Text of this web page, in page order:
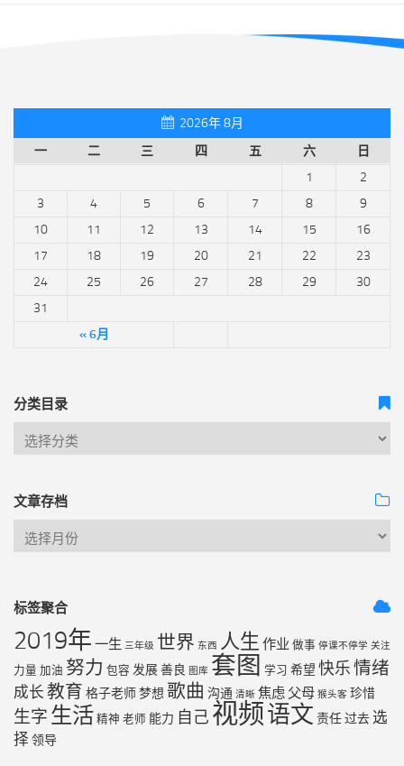
2026年 8月
一
二 三 四 五 六 日
« 6月
1
2
3
4 5 6 7 8
9
10
11 12 13 14 15
16
17
18 19 20 21 22
23
24
25 26 27 28 29
30
31
分类目录
文章存档
标签聚合
2019年 一生 三年级 世界 东西 人生 作业 做事 停课不停学 关注
力量 加油 努力 包容 发展善良 图库 套图 学习 希望 快乐情绪
成长 教育 格子老师梦想 歌曲 沟通 清晰 焦虑 父母 猴头客 珍惜
生字 生活 精神 老师 能力 自己 视频语文 责任过去 选
择 领导